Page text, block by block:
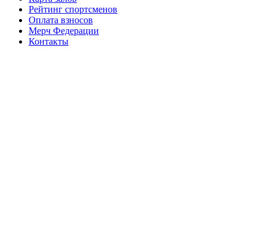
Рейтинг спортсменов
Оплата взносов
Мерч Федерации
Контакты